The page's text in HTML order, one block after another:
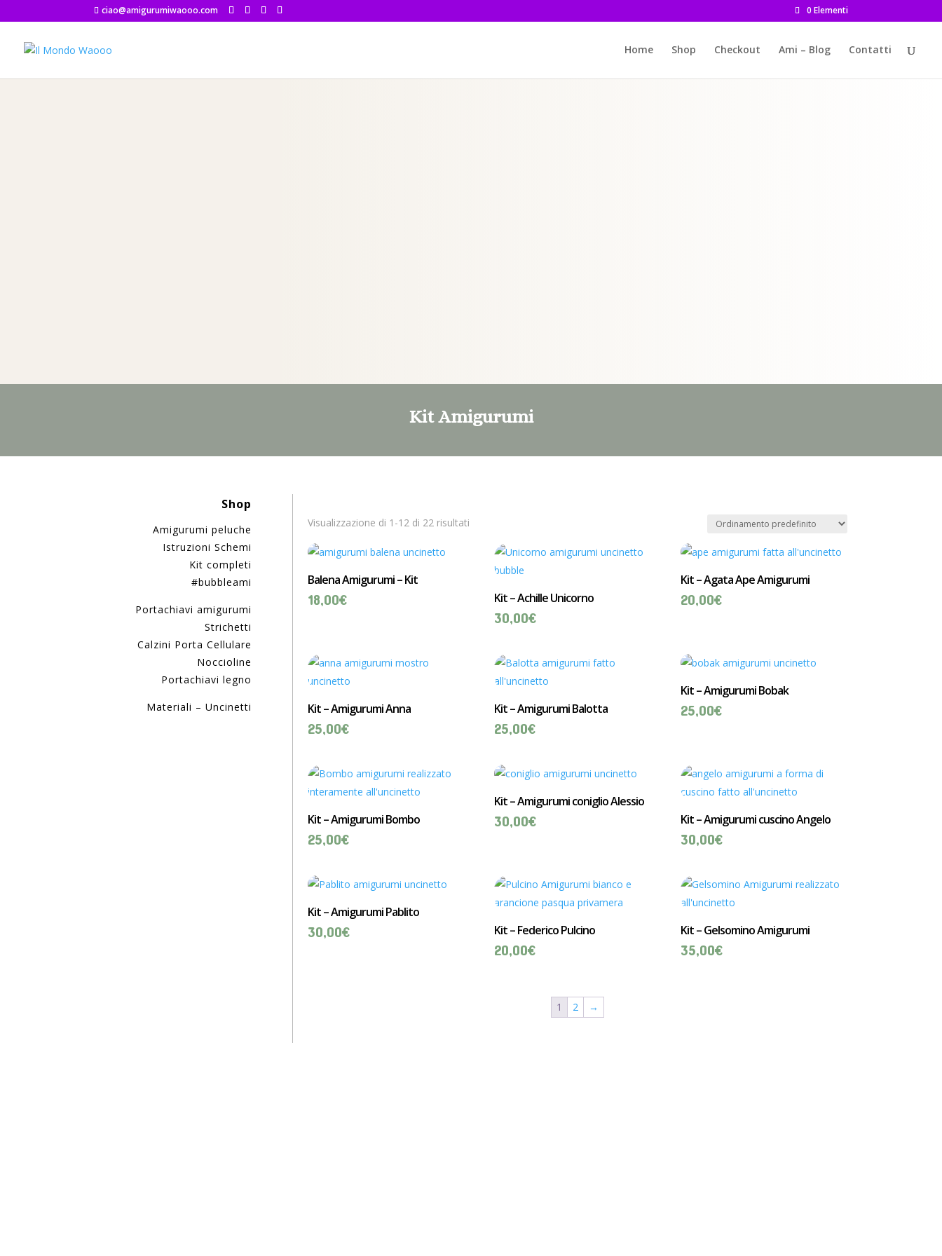
ciao@amigurumiwaooo.com 0 Elementi
Home Shop Checkout Ami – Blog Contatti
Kit Amigurumi
Shop
Amigurumi peluche
Istruzioni Schemi
Kit completi
#bubbleami
Portachiavi amigurumi
Strichetti
Calzini Porta Cellulare
Noccioline
Portachiavi legno
Materiali – Uncinetti
Visualizzazione di 1-12 di 22 risultati
Balena Amigurumi – Kit
18,00€ Kit – Achille Unicorno
30,00€
Kit – Agata Ape Amigurumi
20,00€
Kit – Amigurumi Anna
25,00€
Kit – Amigurumi Balotta
25,00€
Kit – Amigurumi Bobak
25,00€
Kit – Amigurumi Bombo
25,00€
Kit – Amigurumi coniglio Alessio
30,00€ Kit – Amigurumi cuscino Angelo
30,00€
Kit – Amigurumi Pablito
30,00€ Kit – Federico Pulcino
20,00€
Kit – Gelsomino Amigurumi
35,00€
1 2 →